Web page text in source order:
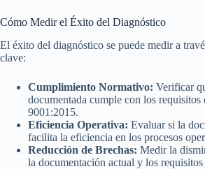
Cómo Medir el Éxito del Diagnóstico
El éxito del diagnóstico se puede medir a
clave:
Cumplimiento Normativo: Verificar
documentada cumple con los requisitos
9001:2015.
Eficiencia Operativa: Evaluar si la
facilita la eficiencia en los procesos
Reducción de Brechas: Medir la
la documentación actual y los